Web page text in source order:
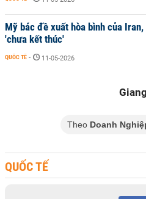
Mỹ bác đề xuất hòa bình của
'chưa kết thúc'
QUỐC TẾ - 11-05-2026
Theo Doanh
QUỐC TẾ